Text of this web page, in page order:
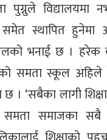
पुग्नुले विद्यालयमा
स्थापित हुनेमा
भनाई छ । हरेक
समता स्कूल अहिले
। ‘सबैका लागी
समाजका सबै